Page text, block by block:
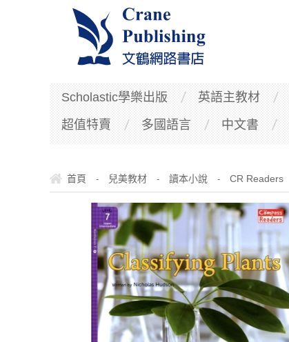
Scholastic學樂出版 英語主教材
超值特賣
多國語言 中文書
首頁 - 兒美教材 - 讀本小說 - CR Readers